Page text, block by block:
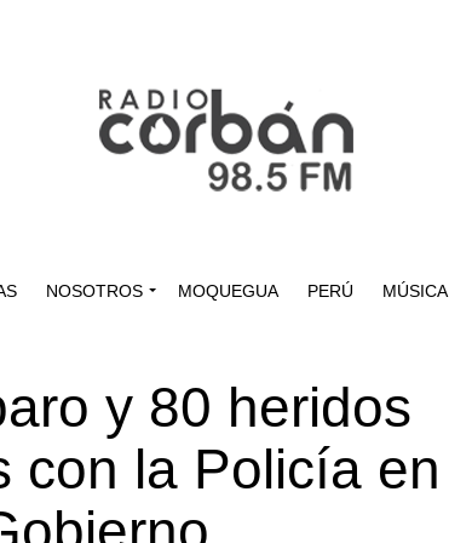
NOSOTROS MOQUEGUA PERÚ MÚSICA
y 80 heridos
con la Policía en